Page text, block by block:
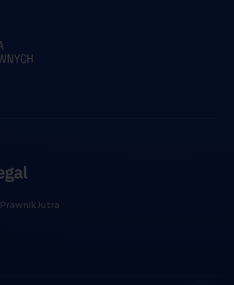
Prawnik Jutra